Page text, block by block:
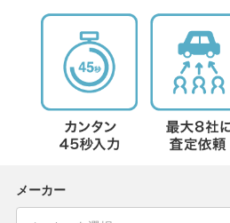
メーカー